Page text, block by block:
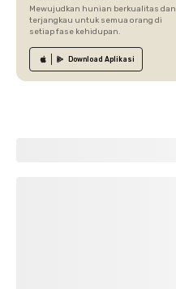
Mewujudkan hunian berkualitas dan
terjangkau untuk semua orang di
setiap fase kehidupan.
Download Aplikasi